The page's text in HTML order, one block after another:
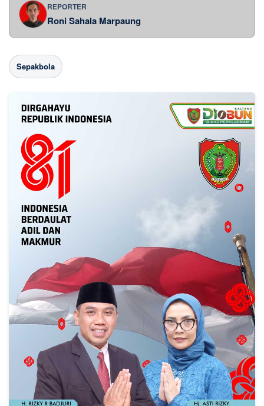
REPORTER
Roni Sahala Marpaung
Sepakbola